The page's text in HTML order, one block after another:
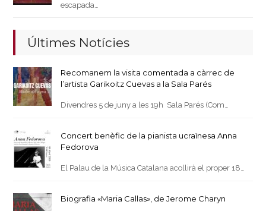
escapada…
Últimes Notícies
Recomanem la visita comentada a càrrec de
l’artista Garikoitz Cuevas a la Sala Parés
Divendres 5 de juny a les 19h Sala Parés (Com…
Concert benèfic de la pianista ucraïnesa Anna
Fedorova
El Palau de la Música Catalana acollirà el proper 18…
Biografia «Maria Callas», de Jerome Charyn